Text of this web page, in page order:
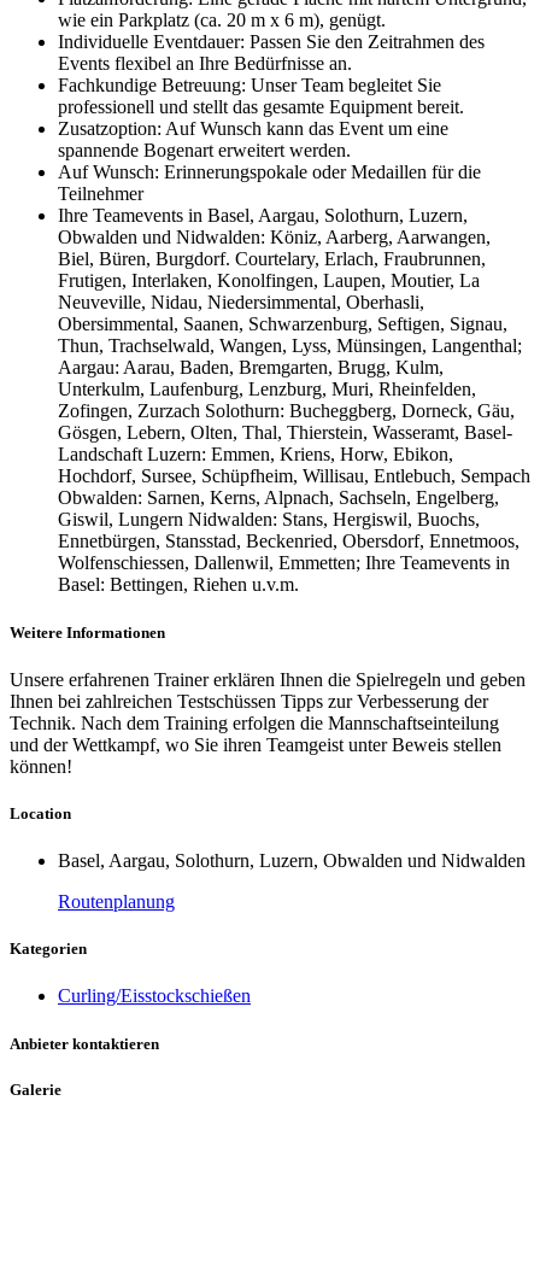
wie ein Parkplatz (ca. 20 m x 6 m), genügt.
Individuelle Eventdauer: Passen Sie den Zeitrahmen des
Events flexibel an Ihre Bedürfnisse an.
Fachkundige Betreuung: Unser Team begleitet Sie
professionell und stellt das gesamte Equipment bereit.
Zusatzoption: Auf Wunsch kann das Event um eine
spannende Bogenart erweitert werden.
Auf Wunsch: Erinnerungspokale oder Medaillen für die
Teilnehmer
Ihre Teamevents in Basel, Aargau, Solothurn, Luzern,
Obwalden und Nidwalden: Köniz, Aarberg, Aarwangen,
Biel, Büren, Burgdorf. Courtelary, Erlach, Fraubrunnen,
Frutigen, Interlaken, Konolfingen, Laupen, Moutier, La
Neuveville, Nidau, Niedersimmental, Oberhasli,
Obersimmental, Saanen, Schwarzenburg, Seftigen, Signau,
Thun, Trachselwald, Wangen, Lyss, Münsingen, Langenthal;
Aargau: Aarau, Baden, Bremgarten, Brugg, Kulm,
Unterkulm, Laufenburg, Lenzburg, Muri, Rheinfelden,
Zofingen, Zurzach Solothurn: Bucheggberg, Dorneck, Gäu,
Gösgen, Lebern, Olten, Thal, Thierstein, Wasseramt, Basel-
Landschaft Luzern: Emmen, Kriens, Horw, Ebikon,
Hochdorf, Sursee, Schüpfheim, Willisau, Entlebuch, Sempach
Obwalden: Sarnen, Kerns, Alpnach, Sachseln, Engelberg,
Giswil, Lungern Nidwalden: Stans, Hergiswil, Buochs,
Ennetbürgen, Stansstad, Beckenried, Obersdorf, Ennetmoos,
Wolfenschiessen, Dallenwil, Emmetten; Ihre Teamevents in
Basel: Bettingen, Riehen u.v.m.
Weitere Informationen
Unsere erfahrenen Trainer erklären Ihnen die Spielregeln und geben
Ihnen bei zahlreichen Testschüssen Tipps zur Verbesserung der
Technik. Nach dem Training erfolgen die Mannschaftseinteilung
und der Wettkampf, wo Sie ihren Teamgeist unter Beweis stellen
können!
Location
Basel, Aargau, Solothurn, Luzern, Obwalden und Nidwalden
Routenplanung
Kategorien
Curling/Eisstockschießen
Anbieter kontaktieren
Galerie